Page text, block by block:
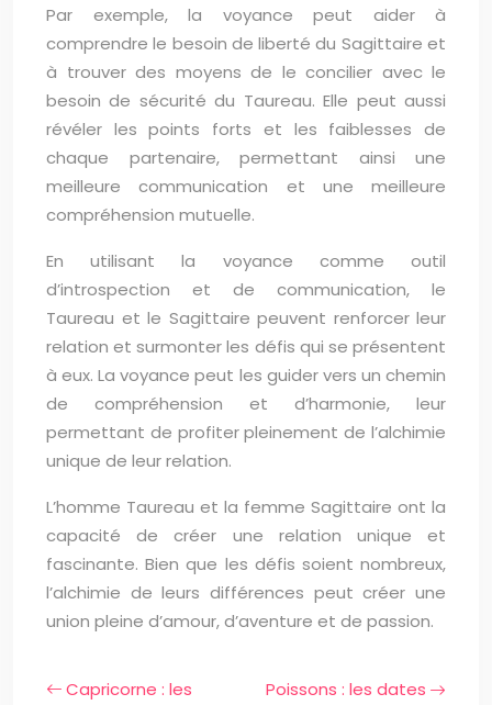
Par exemple, la voyance peut aider à
comprendre le besoin de liberté du Sagittaire et
à trouver des moyens de le concilier avec le
besoin de sécurité du Taureau. Elle peut aussi
révéler les points forts et les faiblesses de
chaque partenaire, permettant ainsi une
meilleure communication et une meilleure
compréhension mutuelle.
En utilisant la voyance comme outil
d’introspection et de communication, le
Taureau et le Sagittaire peuvent renforcer leur
relation et surmonter les défis qui se présentent
à eux. La voyance peut les guider vers un chemin
de compréhension et d’harmonie, leur
permettant de profiter pleinement de l’alchimie
unique de leur relation.
L’homme Taureau et la femme Sagittaire ont la
capacité de créer une relation unique et
fascinante. Bien que les défis soient nombreux,
l’alchimie de leurs différences peut créer une
union pleine d’amour, d’aventure et de passion.
Capricorne : les
Poissons : les dates